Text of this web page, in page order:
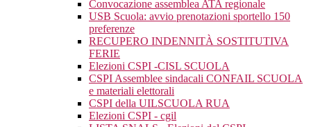
Convocazione assemblea ATA regionale
USB Scuola: avvio prenotazioni sportello 150
preferenze
RECUPERO INDENNITÀ SOSTITUTIVA
FERIE
Elezioni CSPI -CISL SCUOLA
CSPI Assemblee sindacali CONFAIL SCUOLA
e materiali elettorali
CSPI della UILSCUOLA RUA
Elezioni CSPI - cgil